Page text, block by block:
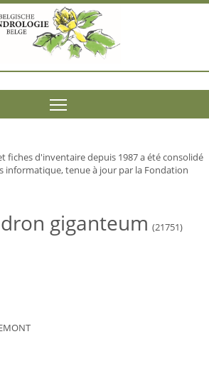
fiches d'inventaire depuis 1987 a été consolidé
informatique, tenue à jour par la Fondation
giganteum (21751)